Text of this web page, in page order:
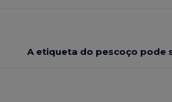
A etiqueta do pescoço pode